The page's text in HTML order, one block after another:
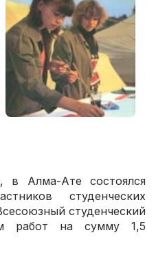
в Алма-Ате состоялся
студенческих
студенческий
работ на сумму 1,5